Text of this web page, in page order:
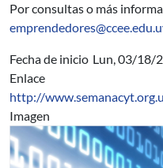
Por consultas o más
Fecha de inicio Lun, 03/18/
Enlace
http://
Imagen